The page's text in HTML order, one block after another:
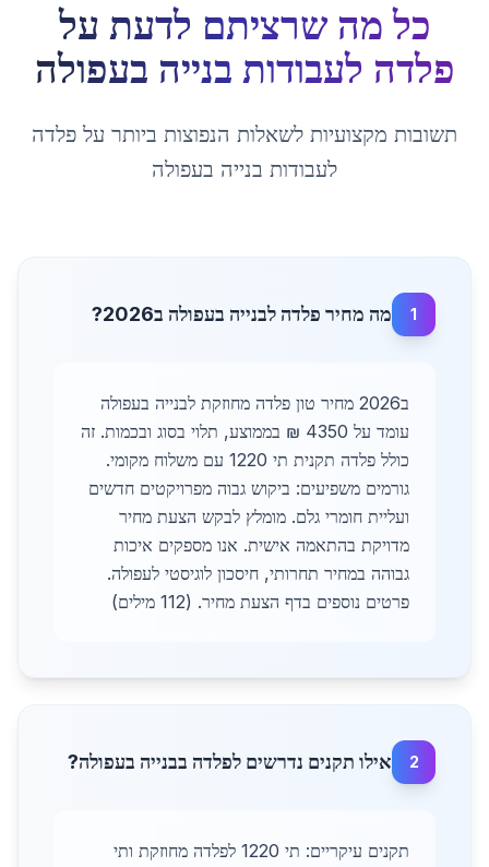
כל מה שרציתם לדעת על
פלדה לעבודות בנייה בעפולה
תשובות מקצועיות לשאלות הנפוצות ביותר על פלדה
לעבודות בנייה בעפולה
1 מה מחיר פלדה לבנייה בעפולה ב2026?
ב2026 מחיר טון פלדה מחוזקת לבנייה בעפולה
עומד על 4350 ₪ בממוצע, תלוי בסוג ובכמות. זה
כולל פלדה תקנית תי 1220 עם משלוח מקומי.
גורמים משפיעים: ביקוש גבוה מפרויקטים חדשים
ועליית חומרי גלם. מומלץ לבקש הצעת מחיר
מדויקת בהתאמה אישית. אנו מספקים איכות
גבוהה במחיר תחרותי, חיסכון לוגיסטי לעפולה.
פרטים נוספים בדף הצעת מחיר. (112 מילים)
2 אילו תקנים נדרשים לפלדה בבנייה בעפולה?
תקנים עיקריים: תי 1220 לפלדה מחוזקת ותי